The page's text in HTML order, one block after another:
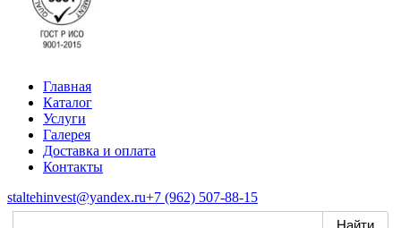
Главная
Каталог
Услуги
Галерея
Доставка и оплата
Контакты
staltehinvest@yandex.ru+7 (962) 507-88-15